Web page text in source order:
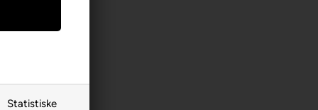
Statistiske